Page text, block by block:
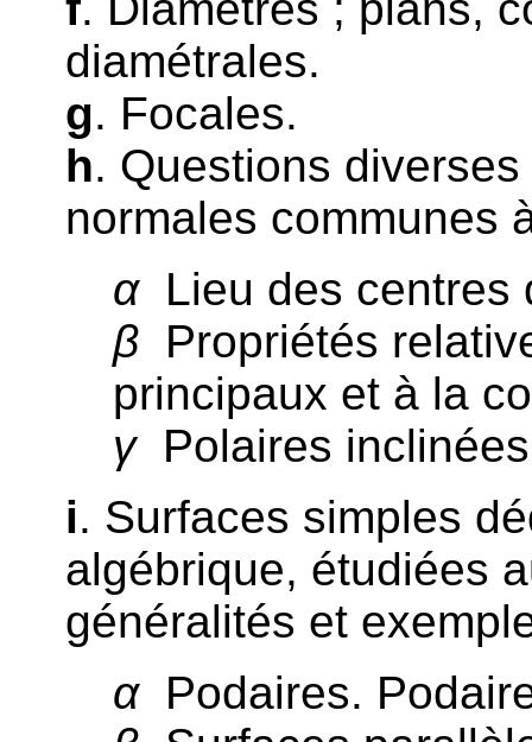
diamétrales.
g. Focales.
h. Questions
normales communes
αLieu des centres
β Propriétés
principaux et à la
γPolaires
i. Surfaces simples
algébrique, étudiées
généralités et
αPodaires.